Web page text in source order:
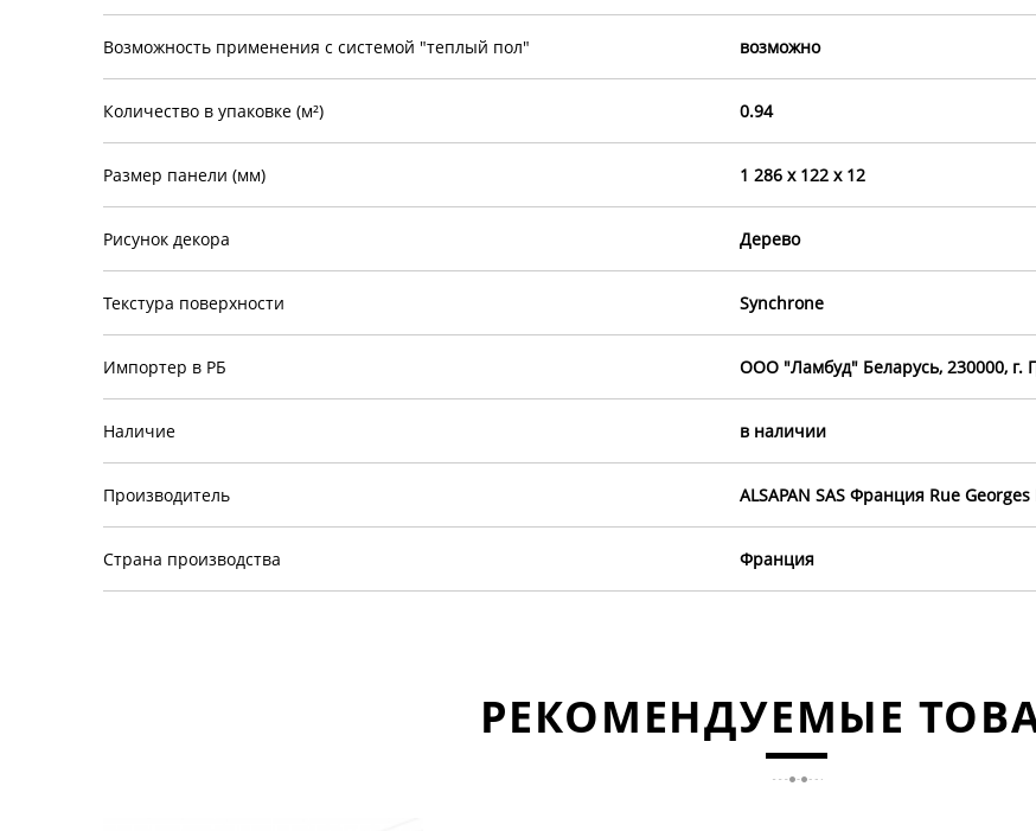
Возможность применения с системой "теплый пол" возможно
Количество в упаковке (м²) 0.94
Размер панели (мм) 1 286 x 122 x 12
Рисунок декора Дерево
Текстура поверхности Synchrone
Импортер в РБ OOO "Ламбуд" Беларусь, 230000, г.
Наличие в наличии
Производитель ALSAPAN SAS Франция Rue Georges
Страна производства Франция
РЕКОМЕНДУЕМЫЕ